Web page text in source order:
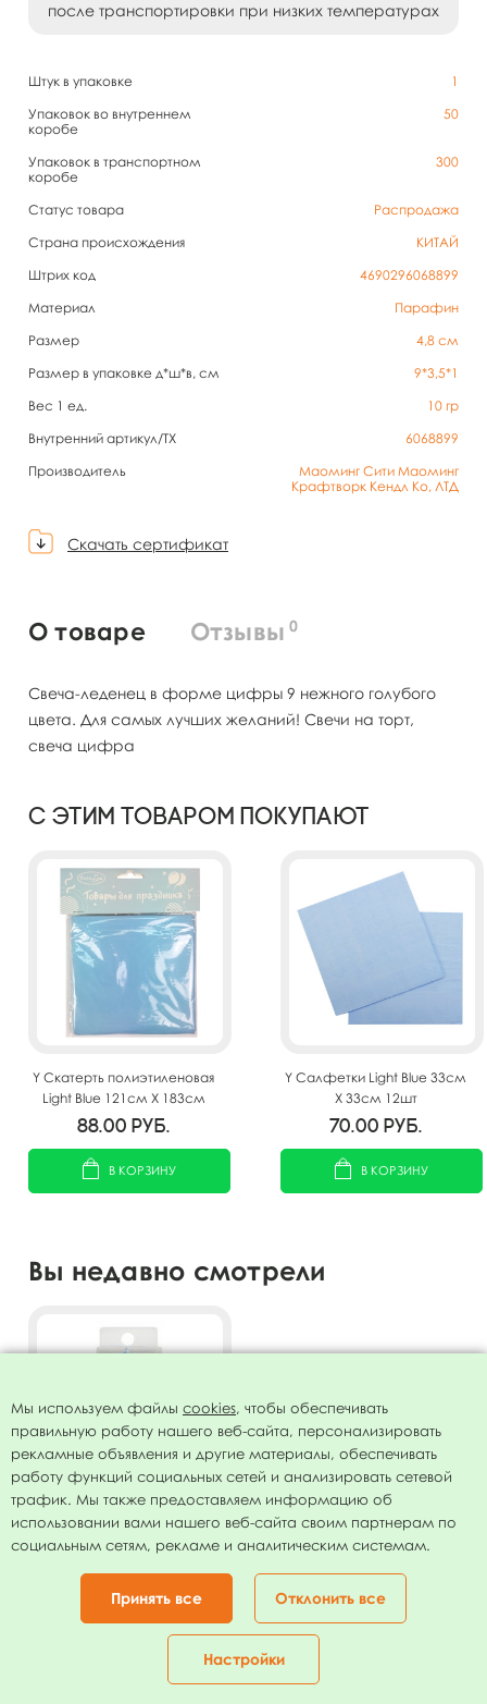
Корзина
Штук в упаковке
1
Упаковок во внутреннем
коробе
50
Упаковок в транспортном
коробе
300
Статус товара
Распродажа
Страна происхождения
КИТАЙ
Штрих код
4690296068899
Материал
Парафин
Размер
4,8 см
Размер в упаковке д*ш*в, см
9*3,5*1
Вес 1 ед.
10 гр
Внутренний артикул/TX
6068899
Производитель
Маоминг Сити Маоминг
Крафтворк Кендл Ко, ЛТД
Скачать сертификат
после транспортировки при низких температурах
О товаре Отзывы 0
Свеча-леденец в форме цифры 9 нежного голубого
цвета. Для самых лучших желаний! Свечи на торт,
свеча цифра
С этим товаром покупают
Y Скатерть полиэтиленовая
Light Blue 121см X 183см
88.00 руб.
В КОРЗИНУ
Y Салфетки Light Blue 33см
X 33см 12шт
70.00 руб.
В КОРЗИНУ
Вы недавно смотрели
Свеча Цифра 9 Леденец
голубой 4,8 см
10.00руб.
Мы используем файлы cookies, чтобы обеспечивать
правильную работу нашего веб-сайта, персонализировать
рекламные объявления и другие материалы, обеспечивать
работу функций социальных сетей и анализировать сетевой
трафик. Мы также предоставляем информацию об
использовании вами нашего веб-сайта своим партнерам по
социальным сетям, рекламе и аналитическим системам.
Принять все Отклонить все
Настройки